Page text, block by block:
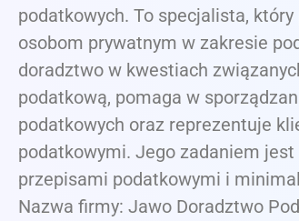
podatkowych. To specjalista,
osobom prywatnym w zakresie
doradztwo w kwestiach
podatkową, pomaga w
podatkowych oraz reprezentuje
podatkowymi. Jego zadaniem
przepisami podatkowymi i
Nazwa firmy: Jawo Doradztwo